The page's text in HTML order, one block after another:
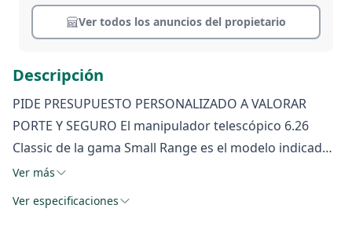
Descripción
PIDE PRESUPUESTO PERSONALIZADO A VALORAR
PORTE Y SEGURO El manipulador telescópico 6.26
Classic de la gama Small Range es el modelo indicado
en todas las situaciones en las cuales las estructuras y
limitados. Sus reducidas dimensiones hacen de este
Ver más
Ver especificaciones
Ver todos los anuncios del propietario